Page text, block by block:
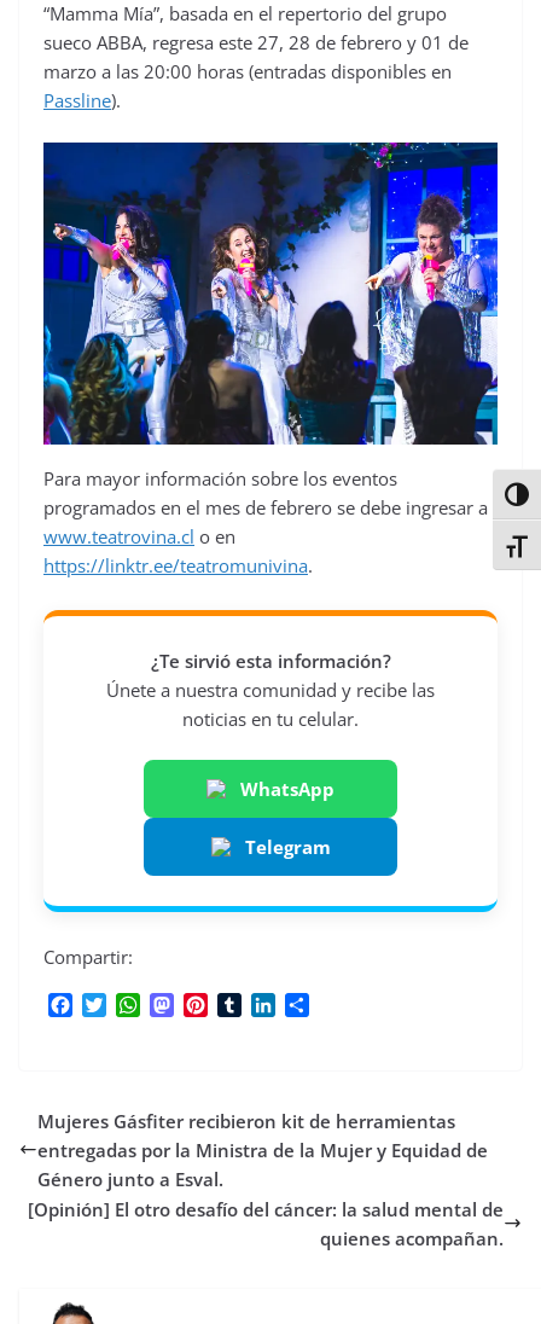
“Mamma Mía”, basada en el repertorio del grupo
sueco ABBA, regresa este 27, 28 de febrero y 01 de
marzo a las 20:00 horas (entradas disponibles en
Passline).
Para mayor información sobre los eventos
programados en el mes de febrero se debe ingresar a
www.teatrovina.cl o en
https://linktr.ee/teatromunivina.
¿Te sirvió esta información?
Únete a nuestra comunidad y recibe las
noticias en tu celular.
WhatsApp
Telegram
Compartir:
o
o
k
e
r
W
A
p
p
M
d
o
n
r
e
s
r
d
I
r
t
Mujeres Gásfiter recibieron kit de herramientas
entregadas por la Ministra de la Mujer y Equidad de
Género junto a Esval.
[Opinión] El otro desafío del cáncer: la salud mental de
quienes acompañan.